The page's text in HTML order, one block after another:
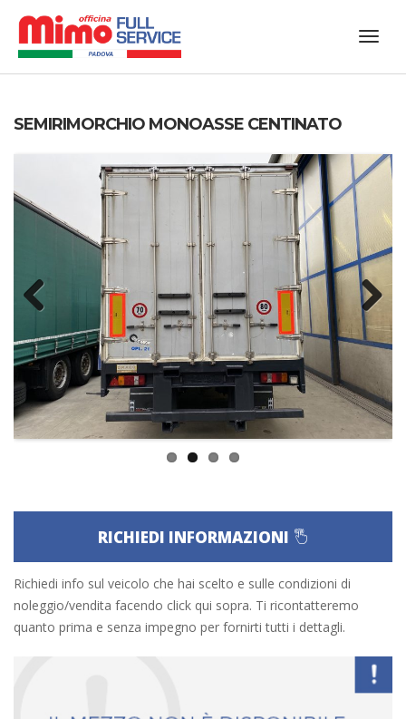
SEMIRIMORCHIO MONOASSE CENTINATO
Next
RICHIEDI INFORMAZIONI
Richiedi info sul veicolo che hai scelto e sulle condizioni di
noleggio/vendita facendo click qui sopra. Ti ricontatteremo
quanto prima e senza impegno per fornirti tutti i dettagli.